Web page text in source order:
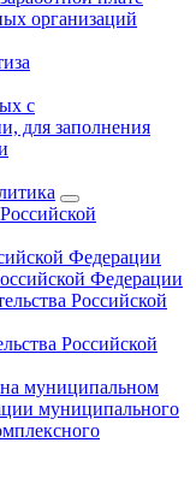
организаций
с
для заполнения
Федерации
Федерации
Российской
Российской
муниципальном
муниципального